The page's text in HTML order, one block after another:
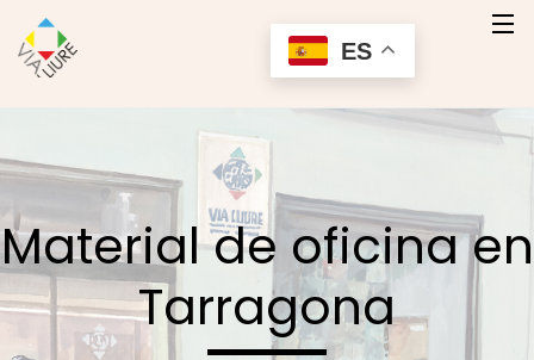
Quienes Somos
Nuestros Productos
Servicios
Contacto
Material de oficina en
Tarragona
ES